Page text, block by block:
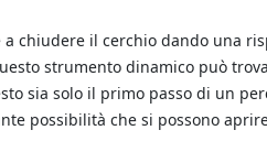
a chiudere il cerchio dando una
strumento dinamico può
sia solo il primo passo di un
possibilità che si possono